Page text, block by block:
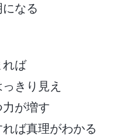
なる
れば
きり見え
が増す
ば真理がわかる